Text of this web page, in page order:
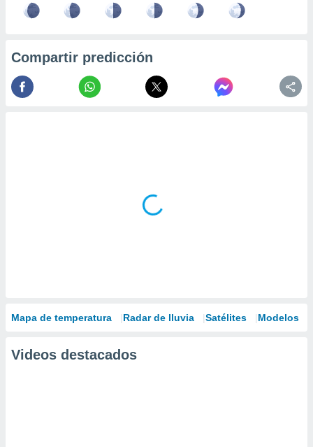
Compartir predicción
Mapa de temperatura Radar de lluvia Satélites Modelos
Videos destacados